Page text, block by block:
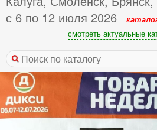
с 6 по 12 июля 2026
смотреть актуальные